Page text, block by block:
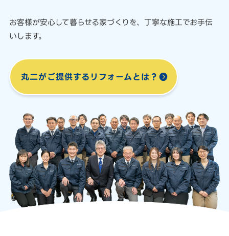
お客様が安心して暮らせる家づくりを、 丁寧な施工でお手伝
いします。
丸二がご提供する リフォームとは？